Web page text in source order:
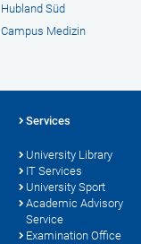
Hubland Süd
Campus Medizin
Services
University Library
IT Services
University Sport
Academic Advisory
Service
Examination Office